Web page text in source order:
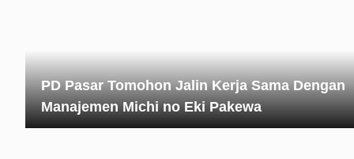
PD Pasar Tomohon Jalin Kerja Sama Dengan
Manajemen Michi no Eki Pakewa